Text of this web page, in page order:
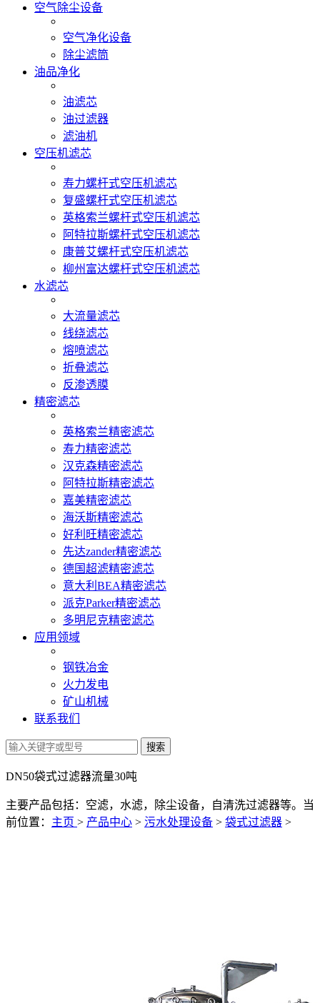
空气除尘设备
空气净化设备
除尘滤筒
油品净化
油滤芯
油过滤器
滤油机
空压机滤芯
寿力螺杆式空压机滤芯
复盛螺杆式空压机滤芯
英格索兰螺杆式空压机滤芯
阿特拉斯螺杆式空压机滤芯
康普艾螺杆式空压机滤芯
柳州富达螺杆式空压机滤芯
水滤芯
大流量滤芯
线绕滤芯
熔喷滤芯
折叠滤芯
反渗透膜
精密滤芯
英格索兰精密滤芯
寿力精密滤芯
汉克森精密滤芯
阿特拉斯精密滤芯
嘉美精密滤芯
海沃斯精密滤芯
好利旺精密滤芯
先达zander精密滤芯
德国超滤精密滤芯
意大利BEA精密滤芯
派克Parker精密滤芯
多明尼克精密滤芯
应用领域
钢铁冶金
火力发电
矿山机械
联系我们
DN50袋式过滤器流量30吨
主要产品包括：空滤，水滤，除尘设备，自清洗过滤器等。
当
前位置： 主页 > 产品中心 > 污水处理设备 > 袋式过滤器 >